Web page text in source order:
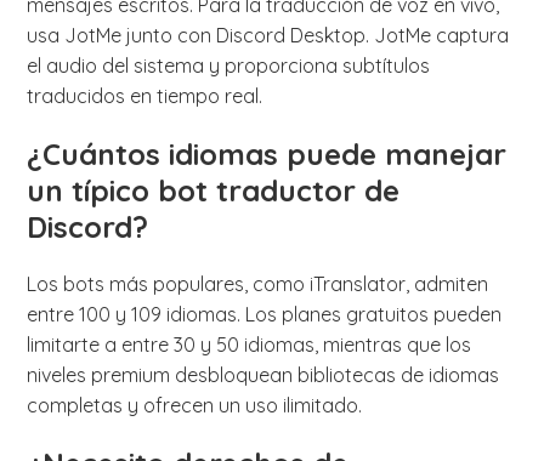
mensajes escritos. Para la traducción de voz en vivo,
usa JotMe junto con Discord Desktop. JotMe captura
el audio del sistema y proporciona subtítulos
traducidos en tiempo real.
¿Cuántos idiomas puede manejar
un típico bot traductor de
Discord?
Los bots más populares, como iTranslator, admiten
entre 100 y 109 idiomas. Los planes gratuitos pueden
limitarte a entre 30 y 50 idiomas, mientras que los
niveles premium desbloquean bibliotecas de idiomas
completas y ofrecen un uso ilimitado.